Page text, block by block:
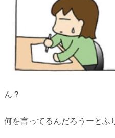
ん？
何を言ってるんだろうーとふ